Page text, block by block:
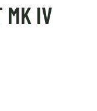
MK IV